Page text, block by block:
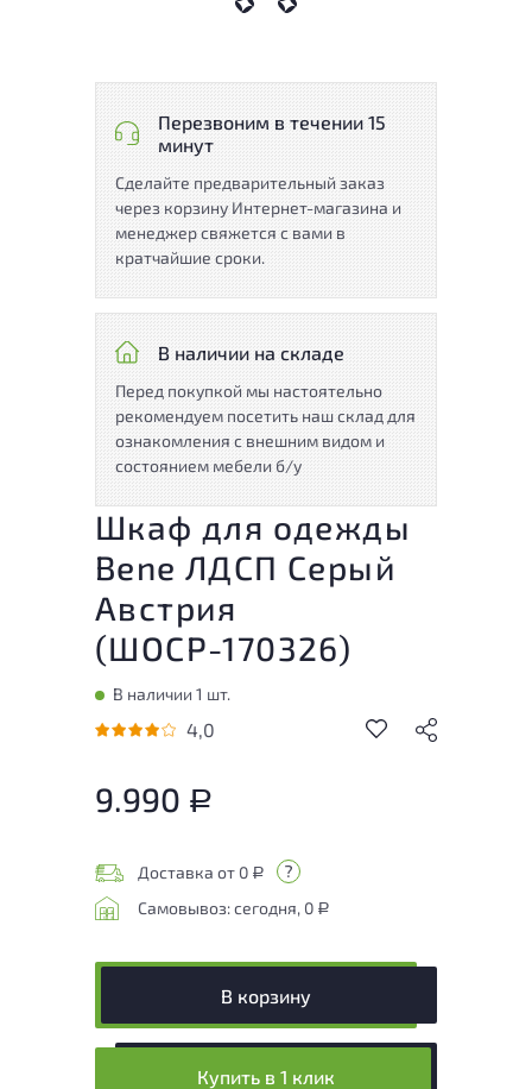
Перезвоним в течении 15
минут
Сделайте предварительный заказ
через корзину Интернет-магазина и
менеджер свяжется с вами в
кратчайшие сроки.
В наличии на складе
Перед покупкой мы настоятельно
рекомендуем посетить наш склад для
ознакомления с внешним видом и
состоянием мебели б/у
Шкаф для одежды
Bene ЛДСП Серый
Австрия
(ШОСР-170326)
В наличии 1 шт.
4,0
9.990 Р
Доставка от 0 Р
Самовывоз: сегодня, 0 Р
В корзину
Купить в 1 клик